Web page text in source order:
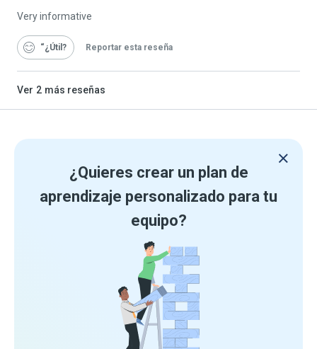
Very informative
“¿Útil Reportar esta reseña
Ver 2 más reseñas
¿Quieres crear un plan de
aprendizaje personalizado para tu
equipo?